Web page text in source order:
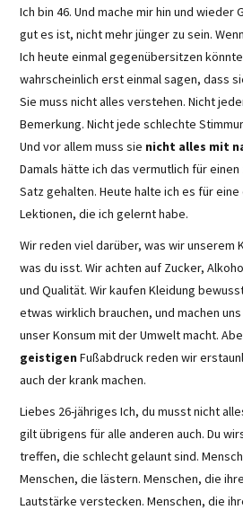
Ich bin 46. Und mache mir hin und wieder
gut es ist, nicht mehr jünger zu sein.
Ich heute einmal gegenübersitzen
wahrscheinlich erst einmal sagen, dass
Sie muss nicht alles verstehen. Nicht
Bemerkung. Nicht jede schlechte
Und vor allem muss sie nicht alles mit
Damals hätte ich das vermutlich für
Satz gehalten. Heute halte ich es für
Lektionen, die ich gelernt habe.
Wir reden viel darüber, was wir unserem
was du isst. Wir achten auf Zucker,
und Qualität. Wir kaufen Kleidung
etwas wirklich brauchen, und machen
unser Konsum mit der Umwelt macht.
geistigenFußabdruck reden wir
auch der krank machen.
Liebes 26-jähriges Ich, du musst nicht
gilt übrigens für alle anderen auch. Du
treffen, die schlecht gelaunt sind.
Menschen, die lästern. Menschen, die
Lautstärke verstecken. Menschen, die